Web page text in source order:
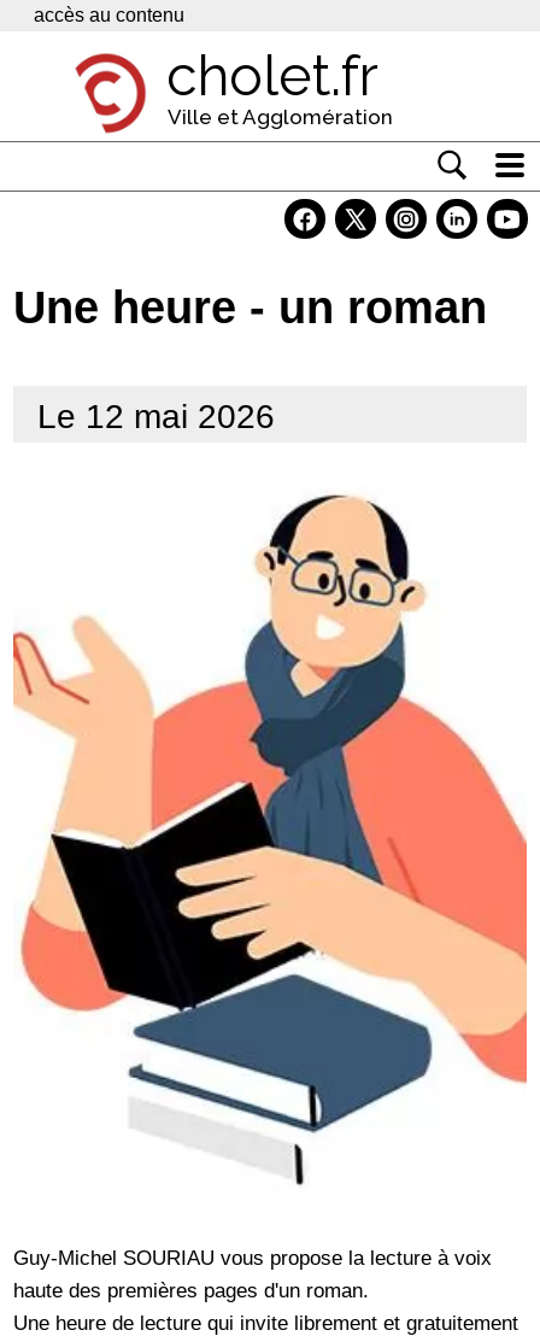
Panneau de gestion des cookies
accès au contenu
cholet.fr
Ville et Agglomération
Economie
Contacts
Une heure - un roman
Le 12 mai 2026
Guy-Michel SOURIAU vous propose la lecture à voix
haute des premières pages d'un roman.
Une heure de lecture qui invite librement et gratuitement